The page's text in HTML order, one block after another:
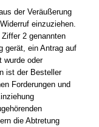
der Veräußerung
einzuziehen.
2 genannten
gerät, ein Antrag auf
wurde oder
ist der Besteller
Forderungen und
die Abtretung